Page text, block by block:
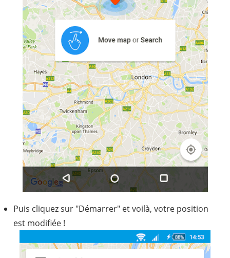
Puis cliquez sur "Démarrer" et voilà, votre position
est modifiée !